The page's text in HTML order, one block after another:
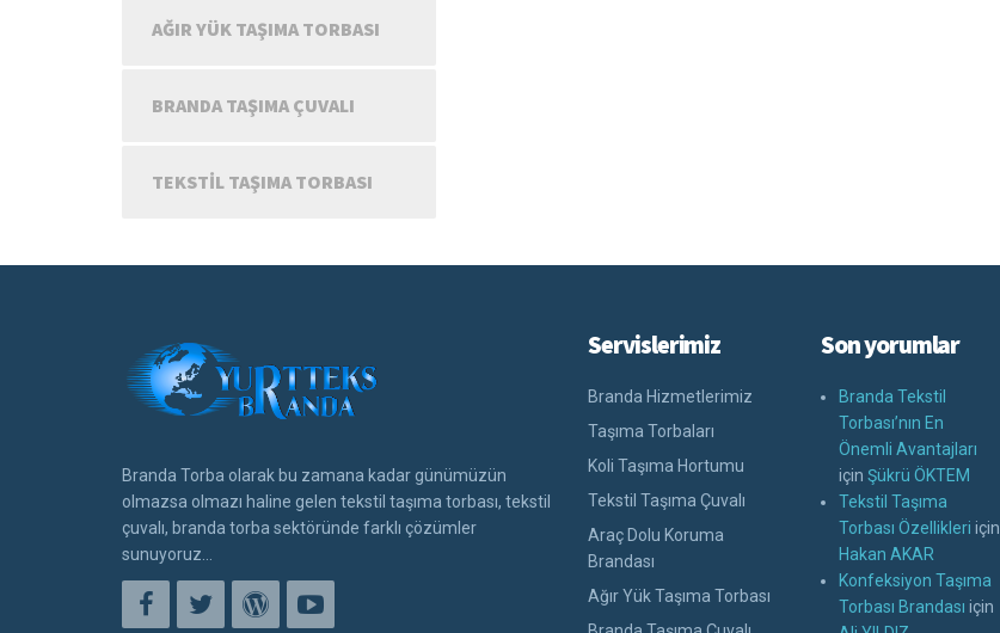
AĞIR YÜK TAŞIMA TORBASI
BRANDA TAŞIMA ÇUVALI
TEKSTIL TAŞIMA TORBASI
Branda Torba olarak bu zamana kadar günümüzün
olmazsa olmazı haline gelen tekstil taşıma torbası, tekstil
çuvalı, branda torba sektöründe farklı çözümler
sunuyoruz...
Servislerimiz
Branda Hizmetlerimiz
Taşıma Torbaları
Koli Taşıma Hortumu
Tekstil Taşıma Çuvalı
Araç Dolu Koruma
Brandası
Ağır Yük Taşıma Torbası
Son yorumlar
Branda Tekstil
Torbası’nın En
Önemli Avantajları
için Şükrü ÖKTEM
Tekstil Taşıma
Torbası Özellikleri için
Hakan AKAR
Konfeksiyon Taşıma
Torbası Brandası için